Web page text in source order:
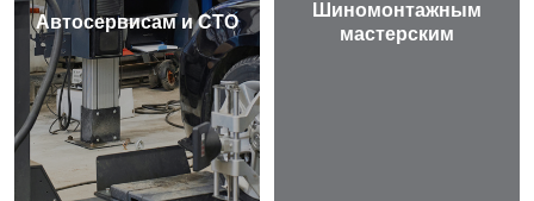
Автосервисам и СТО
Шиномонтажным
мастерским